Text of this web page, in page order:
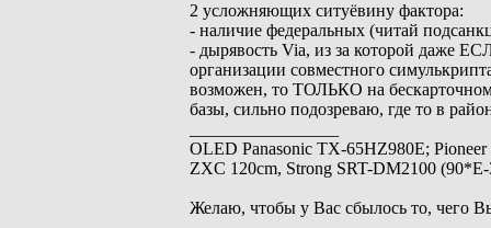
2 усложняющих ситуёвину фактора:
- наличие федеральных (читай
- дырявость Via, из за которой даже
организации совместного
возможен, то ТОЛЬКО на
базы, сильно подозреваю, где то в
OLED Panasonic TX-65HZ980E;
ZXC 120cm, Strong SRT-DM2100
Желаю, чтобы у Вас сбылось то, чего